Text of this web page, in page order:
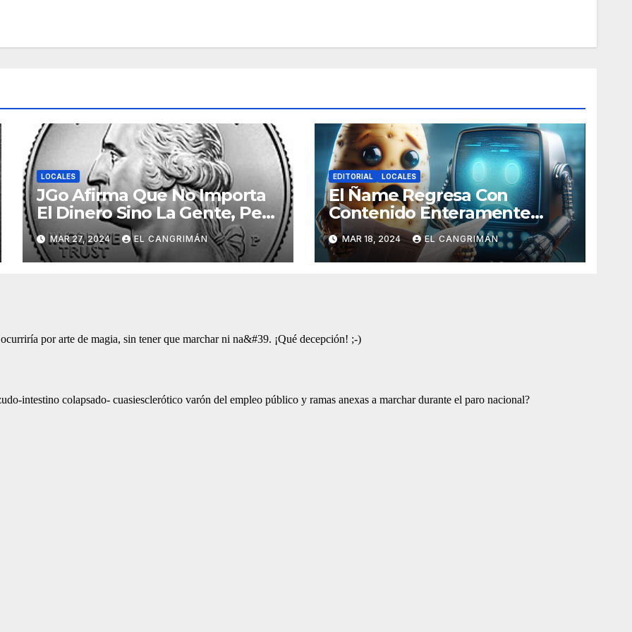
LOCALES
JGo Afirma Que No Importa
El Dinero Sino La Gente, Pero
Pregunta: «¿De Verdad No
Tendrán Una Pejetita?»
MAR 27, 2024 EL CANGRIMÁN
EDITORIAL LOCALES
El Ñame Regresa Con
Contenido Enteramente
Generado Por Inteligencia
Artificial
MAR 18, 2024 EL CANGRIMÁN